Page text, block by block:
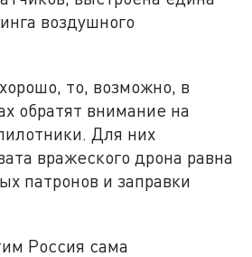
воздушного
то, возможно, в
обратят внимание на
Для них
вражеского дрона равна
патронов и заправки
Россия сама